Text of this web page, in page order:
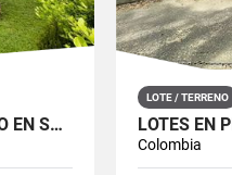
SE VENDE FINCA CON CASA DE LUJO EN SAN ROQUE, ANTIOQUIA
LOTE / TERRENO
Colombia